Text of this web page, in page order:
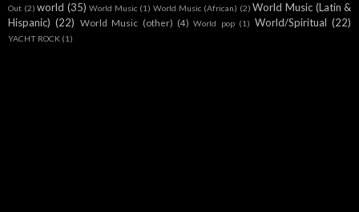
Out (2) world (35) World Music (1) World Music (African) (2) World Music (Latin &
Hispanic) (22) World Music (other) (4) World pop (1) World/Spiritual (22)
YACHT ROCK (1)